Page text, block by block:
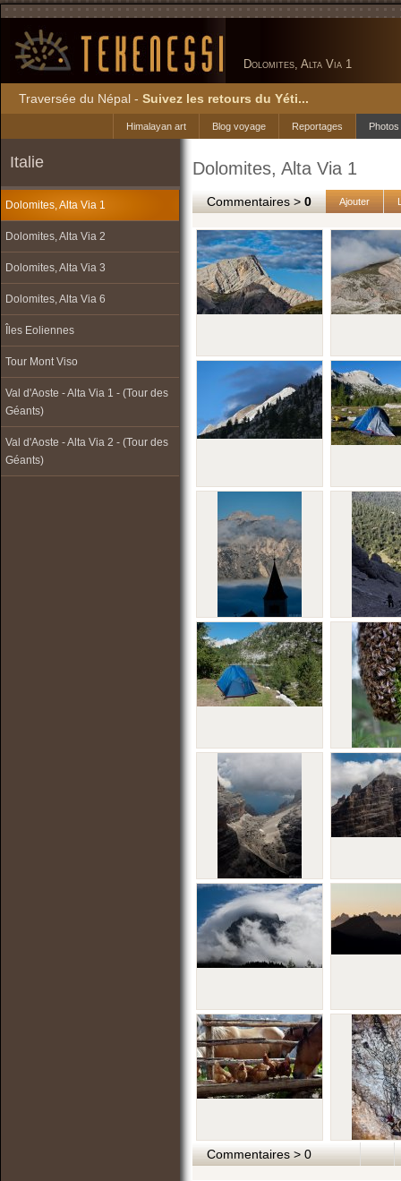
Dolomites, Alta Via 1
Traversée du Népal - Suivez les retours du Yéti...
Photos
Reportages
Blog voyage
Himalayan art
Italie
Dolomites, Alta Via 1
Dolomites, Alta Via 2
Dolomites, Alta Via 3
Dolomites, Alta Via 6
Îles Eoliennes
Tour Mont Viso
Val d'Aoste - Alta Via 1 - (Tour des
Géants)
Val d'Aoste - Alta Via 2 - (Tour des
Géants)
Dolomites, Alta Via 1
Commentaires >0 Ajouter
Commentaires > 0